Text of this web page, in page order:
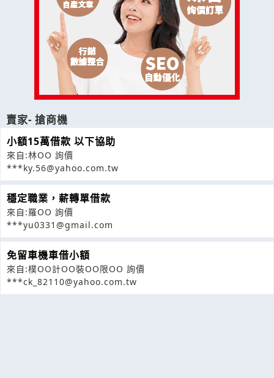
賣家- 搶商機
小額15萬借款 以下協助
來自:林OO 詢價
***ky.56@yahoo.com.tw
穩定職業，薪轉單借款
來自:羅OO 詢價
***yu0331@gmail.com
免留車機車借小額
來自:樸OO計OO裝OO限OO 詢價
***ck_82110@yahoo.com.tw